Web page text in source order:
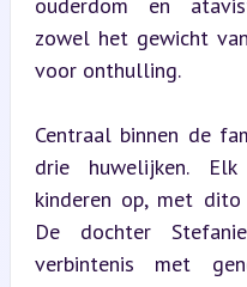
zowel het gewicht
voor onthulling.
Centraal binnen de
drie huwelijken.
kinderen op, met
De dochter
verbintenis met